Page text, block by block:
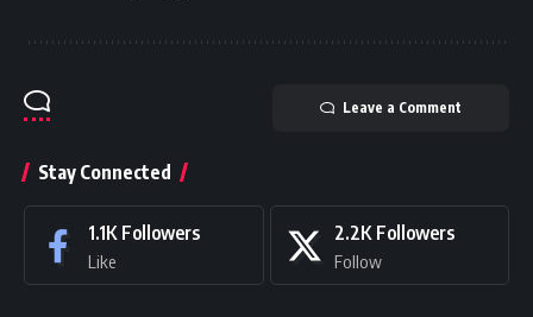
Leave a Comment
Stay Connected
1.1K Followers
Like
2.2K Followers
Follow